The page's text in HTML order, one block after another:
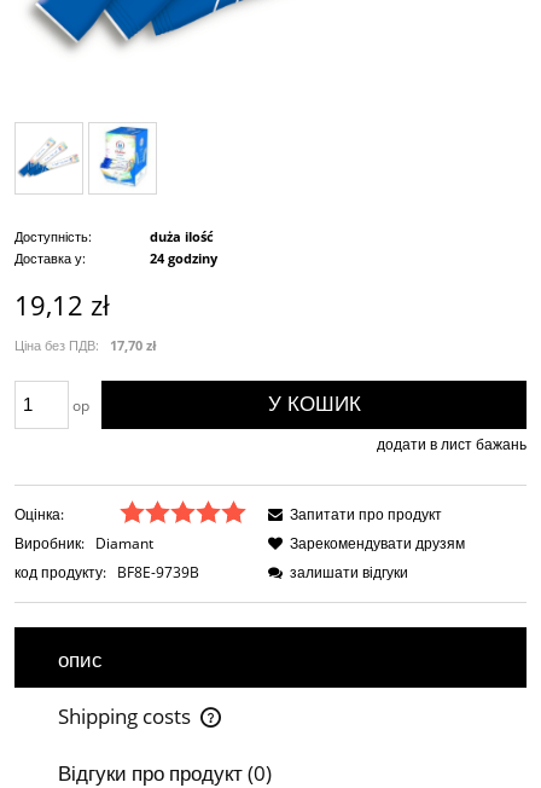
Доступність:
duża ilość
Доставка у:
24 godziny
19,12 zł
Ціна без ПДВ: 17,70 zł
op У КОШИК
додати в лист бажань
Оцінка:
Виробник: Diamant
код продукту: BF8E-9739B
Запитати про продукт
Зарекомендувати друзям
залишати відгуки
опис
Shipping costs
The price does not include any possible payment costs
Відгуки про продукт (0)